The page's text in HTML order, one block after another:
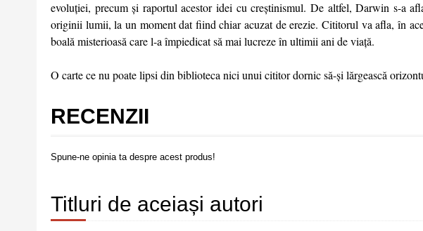
evoluţiei, precum şi raportul acestor idei cu creştinismul. De altfel, Darwin s-a
originii lumii, la un moment dat fiind chiar acuzat de erezie. Cititorul va afla, în
boală misterioasă care l-a împiedicat să mai lucreze în ultimii ani de viaţă.
O carte ce nu poate lipsi din biblioteca nici unui cititor dornic să-şi lărgească
RECENZII
Spune-ne opinia ta despre acest produs!
Titluri de aceiași autori